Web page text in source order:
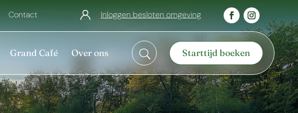
Contact Inloggen besloten omgeving
Grand Café Over ons U Starttijd boeken